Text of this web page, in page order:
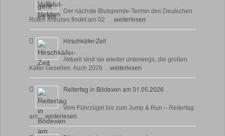
Der nächste Blutspende-Termin des Deutschen
Roten Kreuzes findet am 02. …weiterlesen
Hirschkäfer-Zeit
9 Juni, 2026
Aktuell sind sie wieder unterwegs, die großen
Käfer-Gesellen. Auch 2026 …weiterlesen
Reitertag in Bödexen am 31.05.2026
27 Mai, 2026
Vom Führzügel bis zum Jump & Run – Reitertag
am …weiterlesen